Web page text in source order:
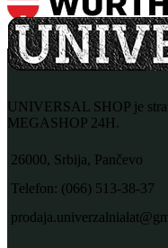
UNIVERSAL SHOP je
MEGASHOP 24H.
26000, Srbija, Pančevo
Telefon: (066) 513-38-37